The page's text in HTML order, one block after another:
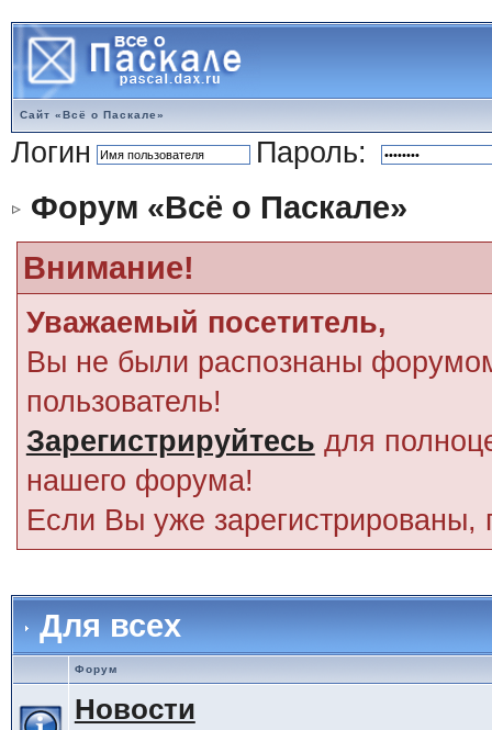
Сайт «Всё о Паскале»
Логин Пароль:
Форум «Всё о Паскале»
Внимание!
Уважаемый посетитель,
Вы не были распознаны
пользователь!
Зарегистрируйтесь для
нашего форума!
Если Вы уже зарегистрированы,
Для всех
Форум
Новости